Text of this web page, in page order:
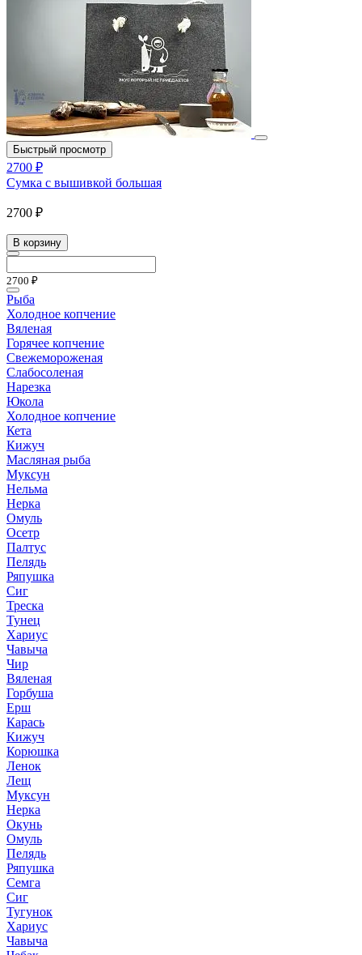
Быстрый просмотр
2700 ₽
Сумка с вышивкой большая
2700 ₽
В корзину
2700 ₽
Рыба
Холодное копчение
Вяленая
Горячее копчение
Свежемороженая
Слабосоленая
Нарезка
Юкола
Холодное копчение
Кета
Кижуч
Масляная рыба
Муксун
Нельма
Нерка
Омуль
Осетр
Палтус
Пелядь
Ряпушка
Сиг
Треска
Тунец
Хариус
Чавыча
Чир
Вяленая
Горбуша
Ерш
Карась
Кижуч
Корюшка
Ленок
Лещ
Муксун
Нерка
Окунь
Омуль
Пелядь
Ряпушка
Семга
Сиг
Тугунок
Хариус
Чавыча